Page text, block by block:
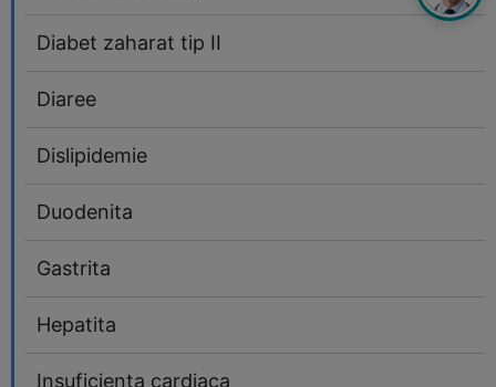
Diabet zaharat tip II
Diaree
Dislipidemie
Duodenita
Gastrita
Hepatita
Insuficienta cardiaca